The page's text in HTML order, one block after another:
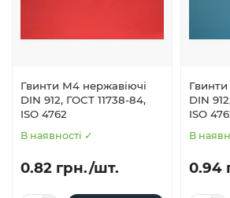
Гвинти М4 нержавіючі
DIN 912, ГОСТ 11738-84,
ISO 4762
В наявності ✓
0.82 грн./шт.
DIN
ISO
В
0.94